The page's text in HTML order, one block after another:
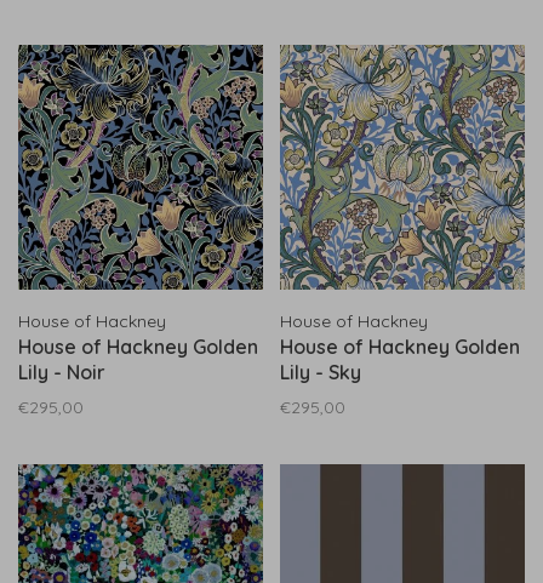
House of Hackney
House of Hackney Golden
Lily - Noir
€295,00
House of Hackney
House of Hackney Golden
Lily - Sky
€295,00